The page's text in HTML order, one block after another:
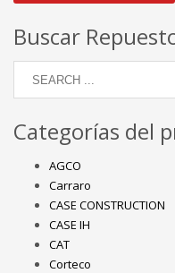
Buscar
Categorías del
AGCO
Carraro
CASE CONSTRUCTION
CASE IH
CAT
Corteco